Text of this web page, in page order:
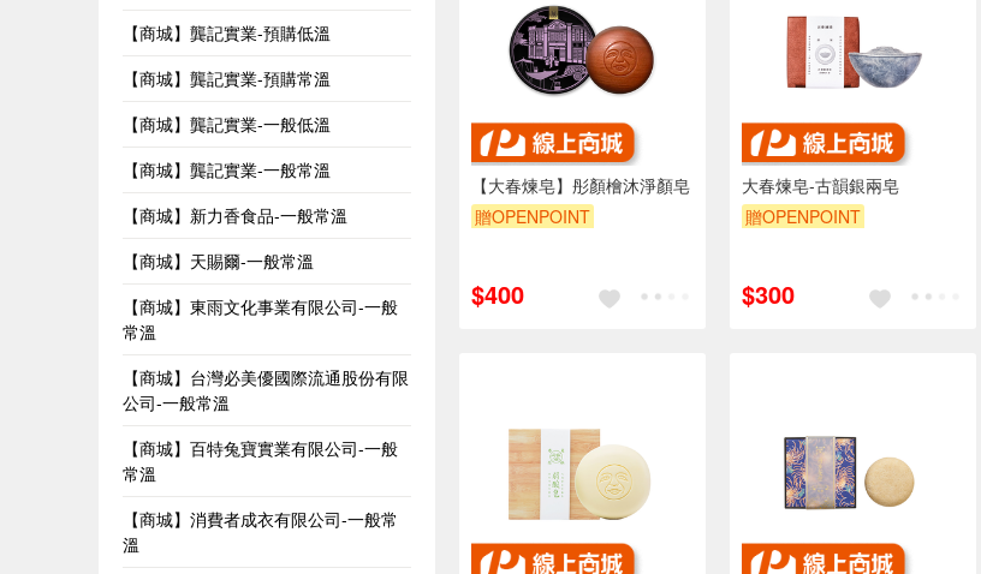
【商城】龔記實業-預購低溫
【商城】龔記實業-預購常溫
【商城】龔記實業-一般低溫
【商城】龔記實業-一般常溫
【商城】新力香食品-一般常溫
【商城】天賜爾-一般常溫
【商城】東雨文化事業有限公司-一般
常溫
【商城】台灣必美優國際流通股份有限
公司-一般常溫
【商城】百特兔寶實業有限公司-一般
常溫
【商城】消費者成衣有限公司-一般常
溫
【大春煉皂】彤顏檜沐淨顏皂
贈OPENPOINT
$400
大春煉皂-古韻銀兩皂
贈OPENPOINT
$300